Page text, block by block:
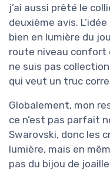
j’ai aussi prêté le
deuxième avis.
bien en lumière du
route niveau confort
ne suis pas
qui veut un truc
Globalement, mon
ce n’est pas parfait
Swarovski, donc les
lumière, mais en
pas du bijou de